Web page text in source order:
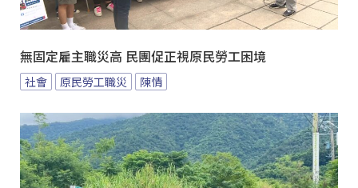
無固定雇主職災高 民團促正視原民勞工困境
社會 原民勞工職災 陳情